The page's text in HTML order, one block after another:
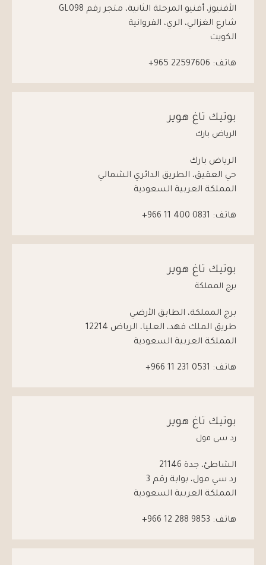
الأفنيوز، أفنيو المرحلة الثانية، متجر رقم GL098
شارع الغزالي، الري، الفروانية
الكويت
هاتف: 965 22597606+
بوتيك تاغ هوير
الرياض بارك
الرياض بارك
حي العقيق، الطريق الدائري الشمالي
المملكة العربية السعودية
هاتف: 0831 400 11 966+
بوتيك تاغ هوير
برج المملكة
برج المملكة، الطابق الأرضي
طريق الملك فهد، العليا، الرياض 12214
المملكة العربية السعودية
هاتف: 0531 231 11 966+
بوتيك تاغ هوير
رد سي مول
الشاطئ، جدة 21146
رد سي مول، بوابة رقم 3
المملكة العربية السعودية
هاتف: 9853 288 12 966+